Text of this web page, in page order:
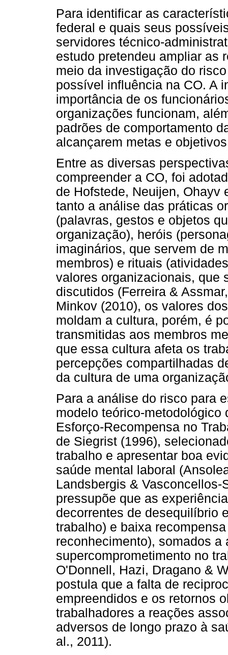
Para identificar as
federal e quais seus
servidores técnico-
estudo pretendeu ampliar as
meio da investigação do
possível influência na CO. A
importância de os
organizações funcionam,
padrões de comportamento
alcançarem metas e
Entre as diversas
compreender a CO, foi
de Hofstede, Neuijen, Ohayv
tanto a análise das práticas
(palavras, gestos e objetos
organização), heróis
imaginários, que servem de
membros) e rituais
valores organizacionais, que
discutidos (Ferreira &
Minkov (2010), os valores
moldam a cultura, porém, é
transmitidas aos membros
que essa cultura afeta os
percepções compartilhadas
da cultura de uma
Para a análise do risco para
modelo teórico-
Esforço-Recompensa no
de Siegrist (1996),
trabalho e apresentar boa
saúde mental laboral
Landsbergis & Vasconcellos-
pressupõe que as
decorrentes de desequilíbrio
trabalho) e baixa
reconhecimento), somados
supercomprometimento no
O'Donnell, Hazi, Dragano &
postula que a falta de
empreendidos e os retornos
trabalhadores a reações
adversos de longo prazo à
al., 2011).